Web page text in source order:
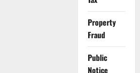
Property
Fraud
Public
Notice